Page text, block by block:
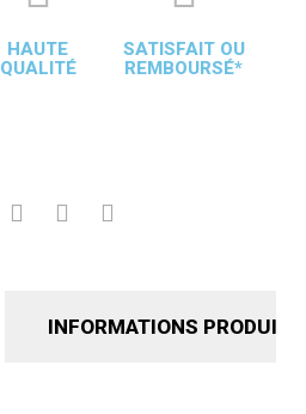
HAUTE
QUALITÉ
SATISFAIT OU
REMBOURSÉ*
INFORMATIONS PRODUIT